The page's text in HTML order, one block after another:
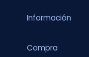
Información
Compra